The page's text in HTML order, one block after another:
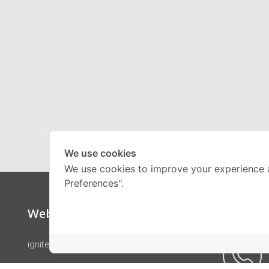
Website
ignite by OnDemand
We use cookies
We use cookies to improve your
Preferences".